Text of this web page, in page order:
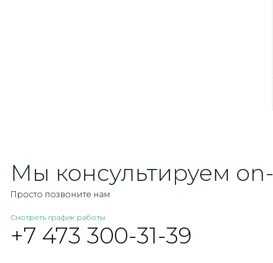
Мы консультируем
Просто позвоните нам
Смотреть график работы
+7 473 300-31-39